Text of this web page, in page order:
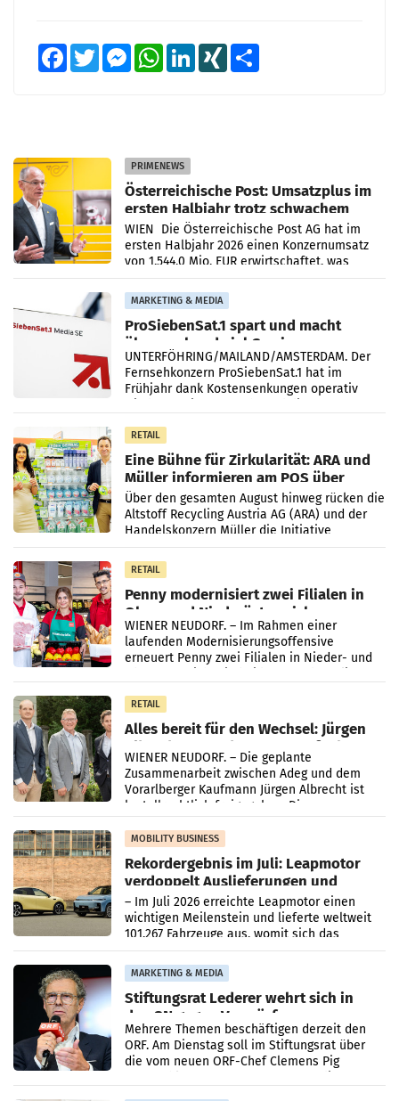
FacebookTwitter MessengerWhatsAppLinkedInXING
PRIMENEWS
Österreichische Post: Umsatzplus im
ersten Halbjahr trotz schwachem
Briefgeschäft
WIEN Die Österreichische Post AG hat im
ersten Halbjahr 2026 einen Konzernumsatz
von 1.544,0 Mio. EUR erwirtschaftet, was
einem Plus von 3,8 Prozent gegenüber dem
Vergleichszeitraum
MARKETING & MEDIA
ProSiebenSat.1 spart und macht
überraschend viel Gewinn
UNTERFÖHRING/MAILAND/AMSTERDAM. Der
Fernsehkonzern ProSiebenSat.1 hat im
Frühjahr dank Kostensenkungen operativ
RETAIL
Eine Bühne für Zirkularität: ARA und
Müller informieren am POS über
Kreislauffähigkeit
Über den gesamten August hinweg rücken die
Altstoff Recycling Austria AG (ARA) und der
Handelskonzern Müller die Initiative
„Kreislauf-Helden“ in allen österreichischen
Müller-Filialen
RETAIL
Penny modernisiert zwei Filialen in
Ober- und Niederösterreich
WIENER NEUDORF. – Im Rahmen einer
laufenden Modernisierungsoffensive
erneuert Penny zwei Filialen in Nieder- und
RETAIL
Alles bereit für den Wechsel: Jürgen
Albrecht setzt ab 1.1.2027 auf Adeg
WIENER NEUDORF. – Die geplante
Zusammenarbeit zwischen Adeg und dem
Vorarlberger Kaufmann Jürgen Albrecht ist
kartellrechtlich freigegeben: Die
Bundeswettbewerbsbehörde und der
Bundeskartellanwalt
MOBILITY BUSINESS
Rekordergebnis im Juli: Leapmotor
verdoppelt Auslieferungen und
überschreitet die 100.000er-Marke
– Im Juli 2026 erreichte Leapmotor einen
wichtigen Meilenstein und lieferte weltweit
101.267 Fahrzeuge aus, womit sich das
Ergebnis gegenüber Juli 2025 mehr als
verdoppelte (+102
MARKETING & MEDIA
Stiftungsrat Lederer wehrt sich in
den SN gegen Vorwürfe
Mehrere Themen beschäftigen derzeit den
ORF. Am Dienstag soll im Stiftungsrat über
die vom neuen ORF-Chef Clemens Pig